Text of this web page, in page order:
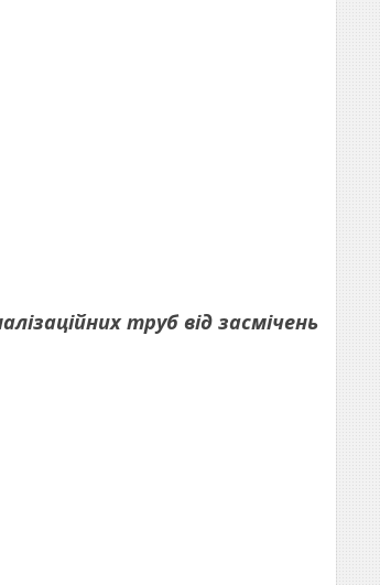
труб від засмічень